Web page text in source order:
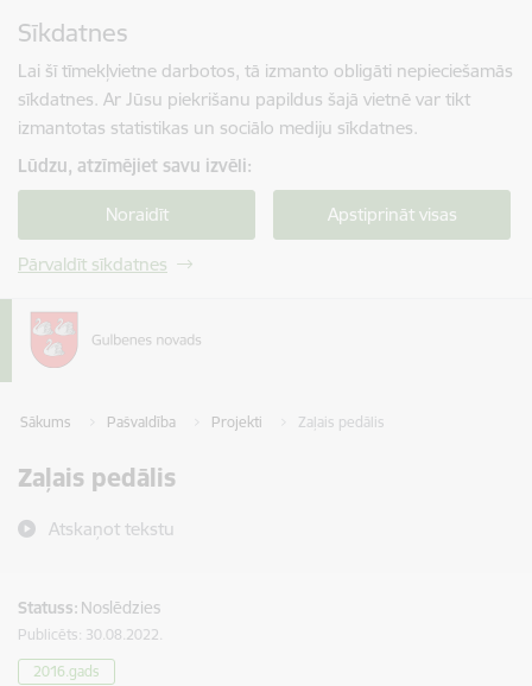
Sīkdatnes
Lai šī tīmekļvietne darbotos, tā izmanto obligāti nepieciešamās
sīkdatnes. Ar Jūsu piekrišanu papildus šajā vietnē var tikt
izmantotas statistikas un sociālo mediju sīkdatnes.
Lūdzu, atzīmējiet savu izvēli:
Noraidīt Apstiprināt visas
Pārvaldīt sīkdatnes
Sākums Pašvaldība Projekti Zaļais pedālis
Zaļais pedālis
Atskaņot tekstu
Statuss: Noslēdzies
Publicēts: 30.08.2022.
2016.gads